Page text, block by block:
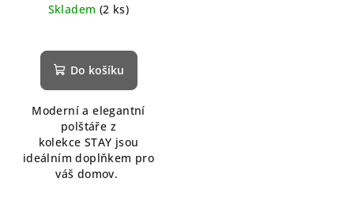
Skladem (2 ks)
Do košíku
Moderní a elegantní
polštáře z
kolekce STAY jsou
ideálním doplňkem pro
váš domov.